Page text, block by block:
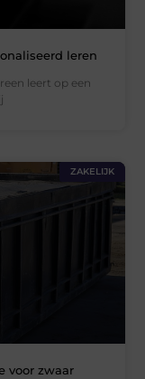
leren
leert op een
ZAKELIJK
voor zwaar